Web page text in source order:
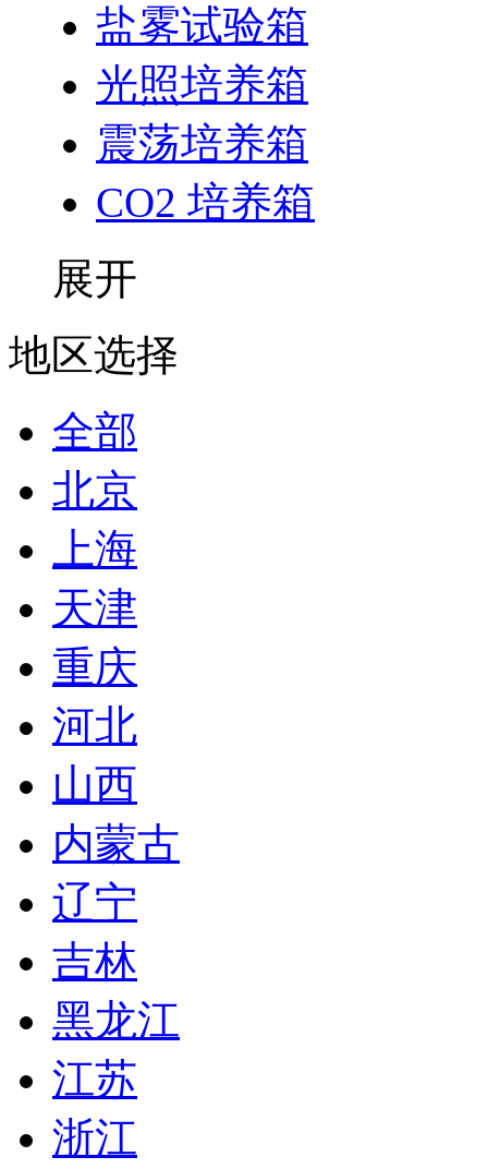
盐雾试验箱
光照培养箱
震荡培养箱
CO2 培养箱
展开
地区选择
全部
北京
上海
天津
重庆
河北
山西
内蒙古
辽宁
吉林
黑龙江
江苏
浙江